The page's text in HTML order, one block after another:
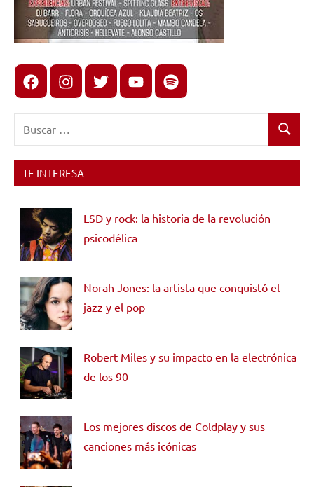
FacebookInstagram
X youtubespotify
Buscar
TE INTERESA
LSD y rock: la historia de la revolución
psicodélica
Norah Jones: la artista que conquistó el
jazz y el pop
Robert Miles y su impacto en la electrónica
de los 90
Los mejores discos de Coldplay y sus
canciones más icónicas